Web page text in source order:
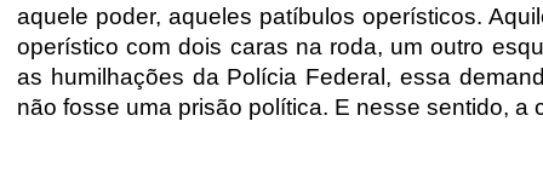
aquele poder, aqueles patíbulos operísticos.
operístico com dois caras na roda, um outro
as humilhações da Polícia Federal, essa
não fosse uma prisão política. E nesse sentido, a